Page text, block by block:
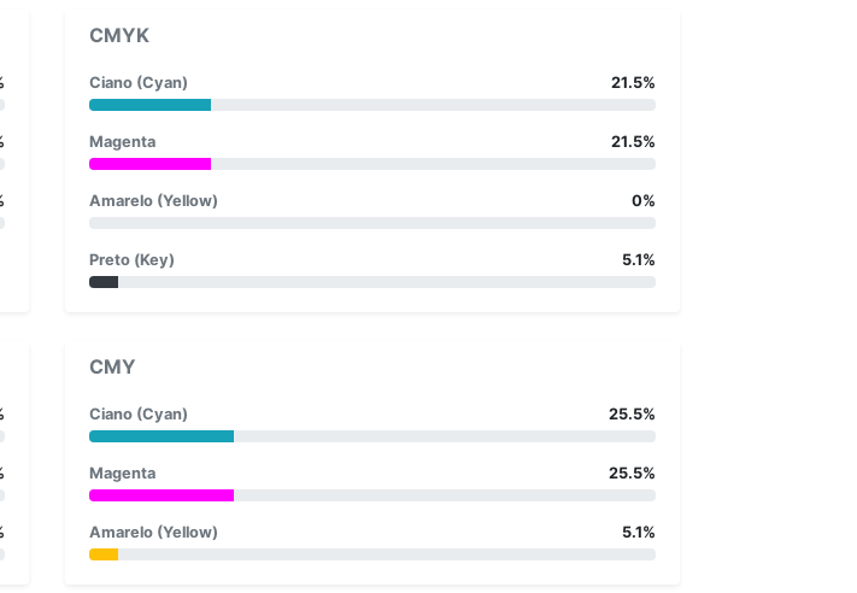
CMYK
Ciano (Cyan) 21.5%
Magenta 21.5%
Amarelo (Yellow) 0%
Preto (Key) 5.1%
CMY
Ciano (Cyan) 25.5%
Magenta 25.5%
Amarelo (Yellow) 5.1%